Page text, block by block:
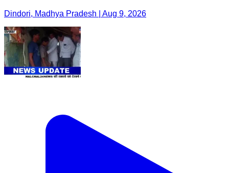
Dindori, Madhya Pradesh | Aug 9, 2026